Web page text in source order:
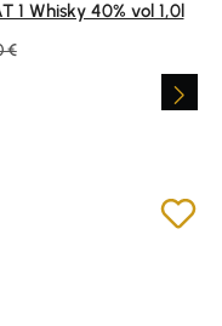
1 Whisky 40% vol 1,0l
price:
€